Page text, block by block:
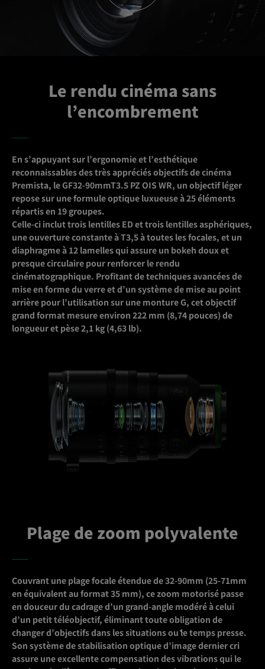
Le rendu cinéma sans
l’encombrement
En s’appuyant sur l’ergonomie et l’esthétique
reconnaissables des très appréciés objectifs de cinéma
Premista, le GF32-90mmT3.5 PZ OIS WR, un objectif léger
repose sur une formule optique luxueuse à 25 éléments
répartis en 19 groupes.
Celle-ci inclut trois lentilles ED et trois lentilles asphériques,
une ouverture constante à T3,5 à toutes les focales, et un
diaphragme à 12 lamelles qui assure un bokeh doux et
presque circulaire pour renforcer le rendu
cinématographique. Profitant de techniques avancées de
mise en forme du verre et d’un système de mise au point
arrière pour l’utilisation sur une monture G, cet objectif
grand format mesure environ 222 mm (8,74 pouces) de
longueur et pèse 2,1 kg (4,63 lb).
Plage de zoom polyvalente
Couvrant une plage focale étendue de 32-90mm (25-71mm
en équivalent au format 35 mm), ce zoom motorisé passe
en douceur du cadrage d’un grand-angle modéré à celui
d’un petit téléobjectif, éliminant toute obligation de
changer d’objectifs dans les situations où le temps presse.
Son système de stabilisation optique d’image dernier cri
assure une excellente compensation des vibrations qui le